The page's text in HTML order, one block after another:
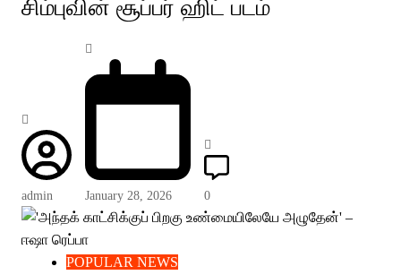
சிம்புவின் சூப்பர் ஹிட் படம்
admin January 28, 2026 0
POPULAR NEWS